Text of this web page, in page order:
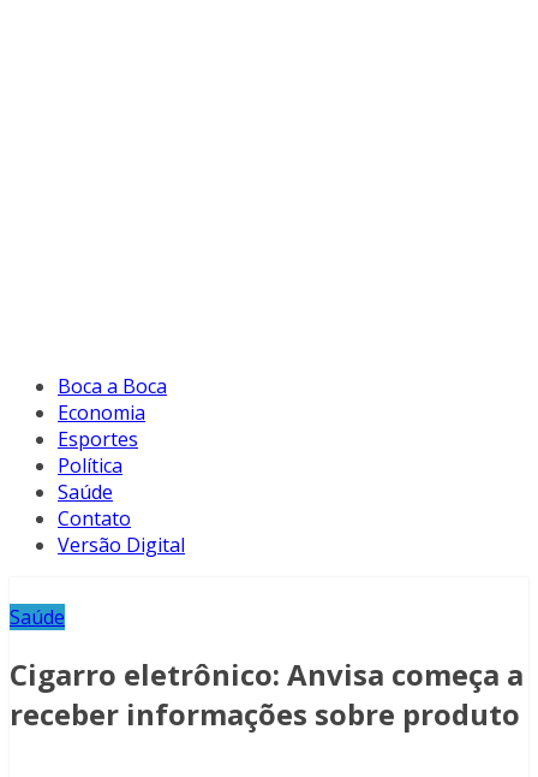
Boca a Boca
Economia
Esportes
Política
Saúde
Contato
Versão Digital
Saúde
Cigarro eletrônico: Anvisa começa a
receber informações sobre produto